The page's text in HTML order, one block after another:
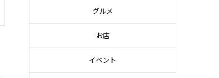
グルメ
お店
イベント